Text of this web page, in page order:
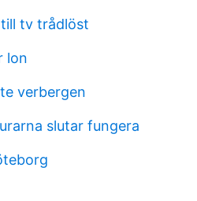
tv trådlöst
lon
verbergen
slutar fungera